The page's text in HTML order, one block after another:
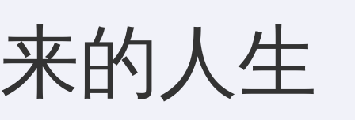
来的人生